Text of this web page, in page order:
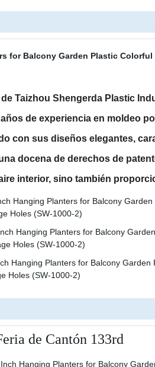
Taizhou Shengerda Plastic
de experiencia en moldeo
con sus diseños elegantes,
docena de derechos de
interior, sino también
de Cantón 133rd